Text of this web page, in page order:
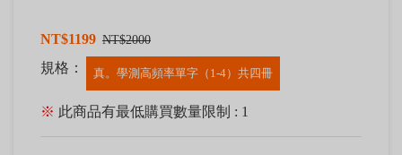
NT$1199 NT$2000
規格： 真。學測高頻率單字（1-4）共四冊
※ 此商品有最低購買數量限制 : 1